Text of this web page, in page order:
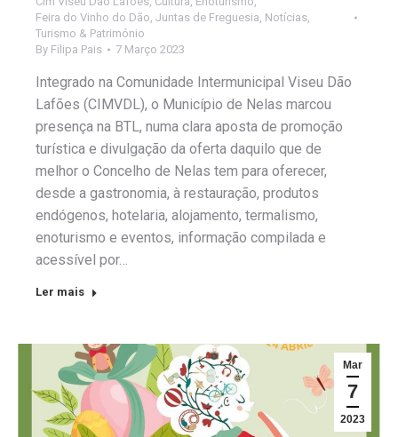
Feira do Vinho do Dão Juntas de Freguesia Notícias
Turismo & Património
By Filipa Pais 7 Março 2023
Integrado na Comunidade Intermunicipal Viseu Dão
Lafões (CIMVDL), o Município de Nelas marcou
presença na BTL, numa clara aposta de promoção
turística e divulgação da oferta daquilo que de
melhor o Concelho de Nelas tem para oferecer,
desde a gastronomia, à restauração, produtos
endógenos, hotelaria, alojamento, termalismo,
enoturismo e eventos, informação compilada e
acessível por…
Ler mais
Mar
7
2023